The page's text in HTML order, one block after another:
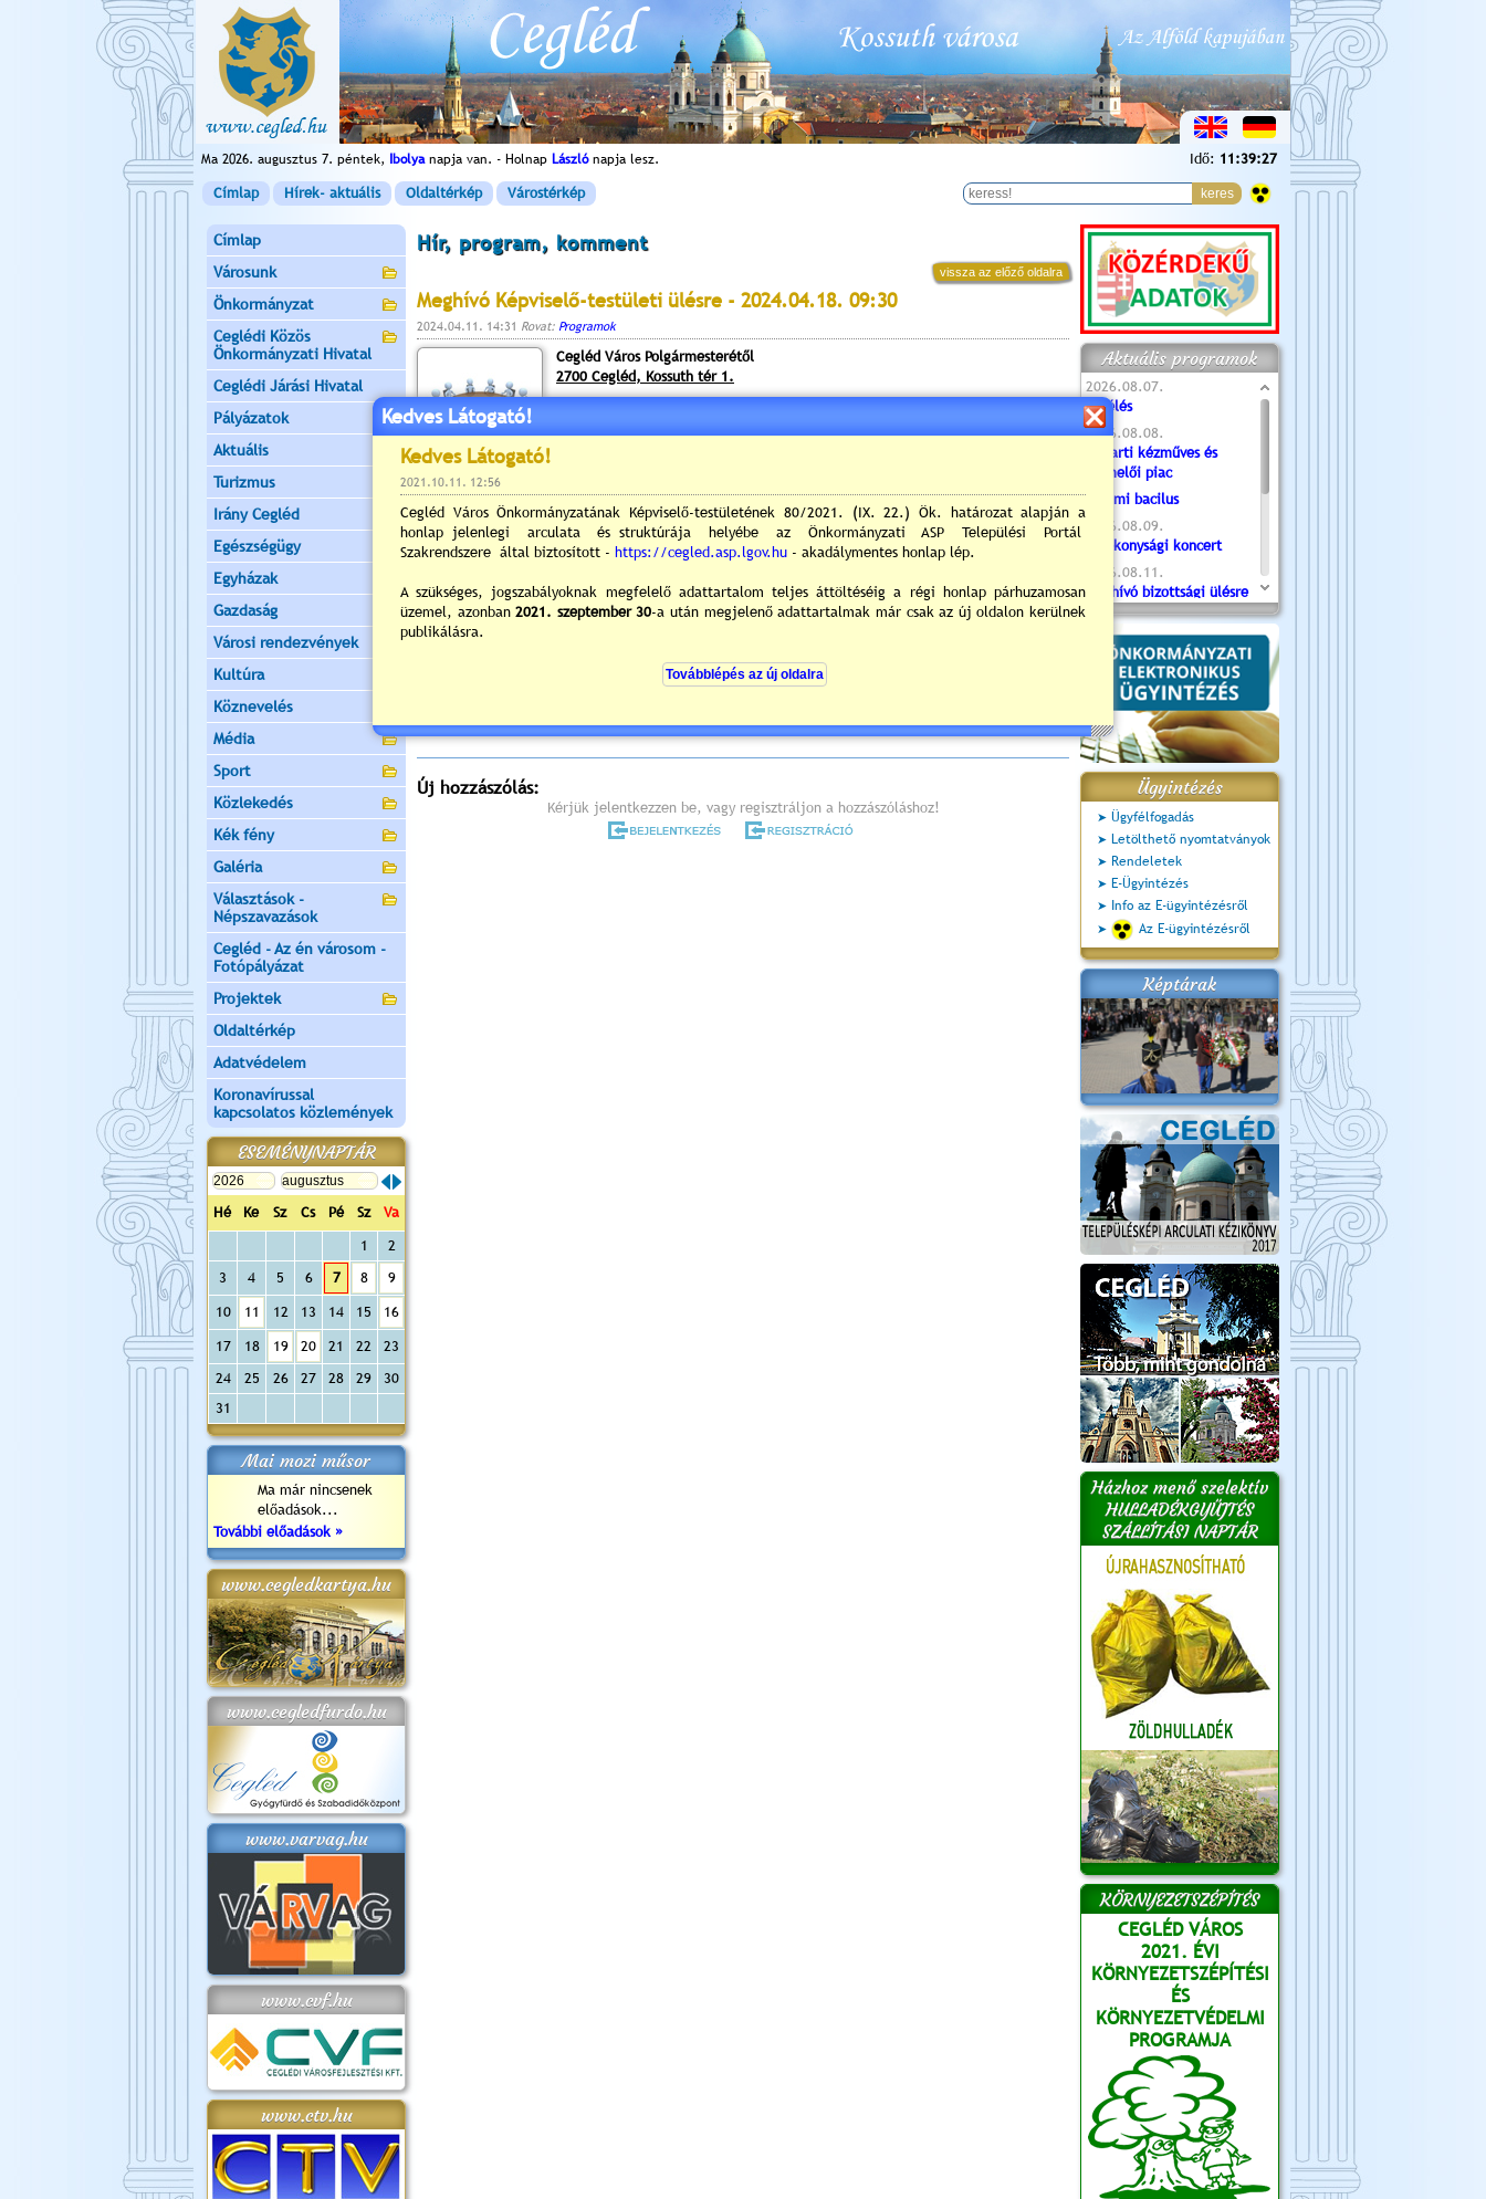
Ma 2026. augusztus 7. péntek, Ibolyanapja van. - Holnap Lászlónapja lesz. Idő: 11:39:28
Címlap Hírek- aktuális Oldaltérkép Várostérkép
Címlap
Városunk
Önkormányzat
Ceglédi Közös
Önkormányzati Hivatal
Ceglédi Járási Hivatal
Pályázatok
Aktuális
Turizmus
Irány Cegléd
Egészségügy
Egyházak
Gazdaság
Városi rendezvények
Kultúra
Köznevelés
Média
Sport
Közlekedés
Kék fény
Galéria
Választások -
Népszavazások
Cegléd - Az én városom -
Fotópályázat
Projektek
Oldaltérkép
Adatvédelem
Koronavírussal
kapcsolatos közlemények
ESEMÉNYNAPTÁR
Hé Ke Sz Cs Pé Sz
Va
1
2
3
4 5 6 7 8 9
10 11 12 13 14 15 16
17 18 19 20 21 22
23
24
25 26 27 28 29
30
31
Mai mozi műsor
Ma már nincsenek
előadások...
További előadások »
www.cegledkartya.hu
www.cegledfurdo.hu
www.varvag.hu
www.cvf.hu
www.ctv.hu
Hír, program, komment
vissza az előző oldalra
Meghívó Képviselő-testületi ülésre - 2024.04.18. 09:30
2024.04.11. 14:31 Rovat: Programok
Cegléd Város Polgármesterétől
2700 Cegléd, Kossuth tér 1.
30
Helyszín: Városháza Díszterme
2700 Cegléd, Kossuth tér. 1.
Dr. Csáky András
Napirend (részletes meghívó) »
Nyilvános elóterjesztések és tájékoztatók »
Új hozzászólás:
Kérjük jelentkezzen be, vagy regisztráljon a hozzászóláshoz!
Aktuális programok
2026.08.07.
Túlélés
2026.08.08.
Tóparti kézműves és
termelői piac
Valami bacilus
2026.08.09.
Jótékonysági koncert
2026.08.11.
Meghívó bizottsági ülésre
- 2026.08.11. 07:55
2026.08.16.
Újvárosi Közlekedési és
Sportnap
2026.08.19.
Ceglédi fotóklub kiállítás
2026.08.20.
Szent István Ünnepe
Ügyintézés
Ügyfélfogadás
Letölthető nyomtatványok
Rendeletek
E-Ügyintézés
Info az E-ügyintézésről
Az E-ügyintézésről
Képtárak
Házhoz menő szelektív
HULLADÉKGYŰJTÉS
SZÁLLÍTÁSI NAPTÁR
KÖRNYEZETSZÉPÍTÉS
CEGLÉD VÁROS
2021. ÉVI
KÖRNYEZETSZÉPÍTÉSI
ÉS
KÖRNYEZETVÉDELMI
PROGRAMJA
Kedves Látogató!